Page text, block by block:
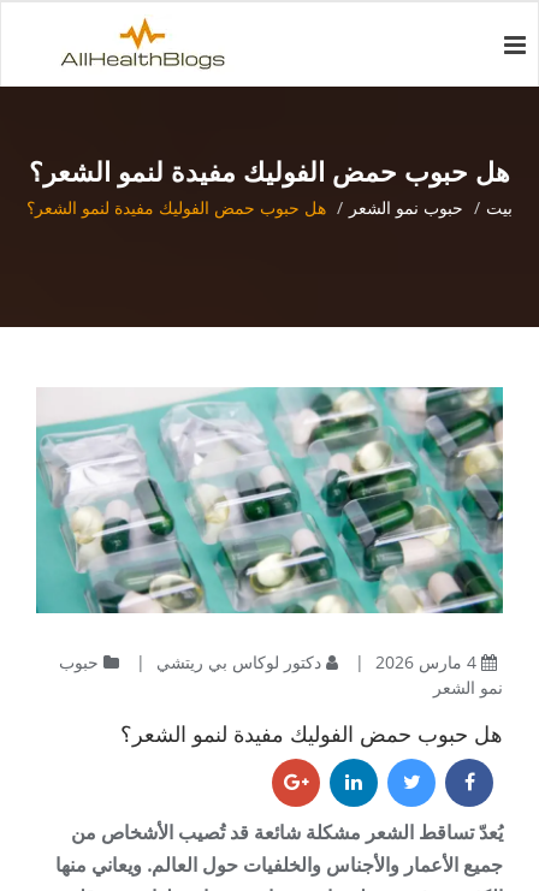
هل حبوب حمض الفوليك مفيدة لنمو الشعر؟
بيت حبوب نمو الشعر هل حبوب حمض الفوليك مفيدة لنمو الشعر؟
4 مارس 2026 | دكتور لوكاس بي ريتشي |
حبوب
نمو الشعر
هل حبوب حمض الفوليك مفيدة لنمو الشعر؟
يُعدّ تساقط الشعر مشكلة شائعة قد تُصيب الأشخاص من
جميع الأعمار والأجناس والخلفيات حول العالم. ويعاني منها